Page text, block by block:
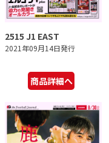
2515 J1 EAST
2021年09月14日発行
商品詳細へ